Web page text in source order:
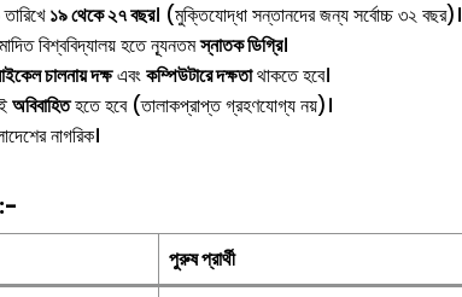
১৯ থেকে ২৭ বছর। (মুক্তিযোদ্ধা সন্তানদের জন্য সর্বোচ্চ ৩২ বছর)।
বিশ্ববিদ্যালয় হতে ন্যূনতমস্নাতক ডিগ্রি।
চালনায় দক্ষএবংকম্পিউটারে দক্ষতাথাকতে হবে।
অবিবাহিতহতে হবে (তালাকপ্রাপ্ত গ্রহণযোগ্য নয়)।
নাগরিক।
পুরুষ প্রার্থী